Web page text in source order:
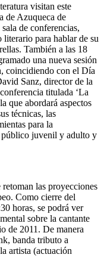
visitan este
de Azuqueca de
de conferencias,
para hablar de su
También a las 18
una nueva sesión
coincidiendo con el Día
Sanz, director de la
titulada ‘La
que abordará aspectos
técnicas, las
para la
juvenil y adulto y
las proyecciones
Como cierre del
horas, se podrá ver
sobre la cantante
de 2011. De manera
banda tributo a
artista (actuación